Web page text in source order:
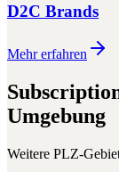
D2C Brands
Mehr erfahren
Umgebung
Weitere PLZ-